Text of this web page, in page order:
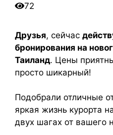
72
Друзья, сейчас
бронирования на
Таиланд. Цены
просто шикарный!
Подобрали отличные
яркая жизнь курорта
двух шагах от вашего